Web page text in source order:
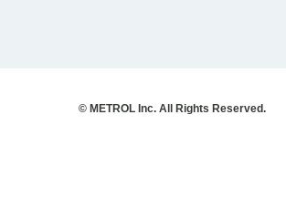
© METROL Inc. All Rights Reserved.